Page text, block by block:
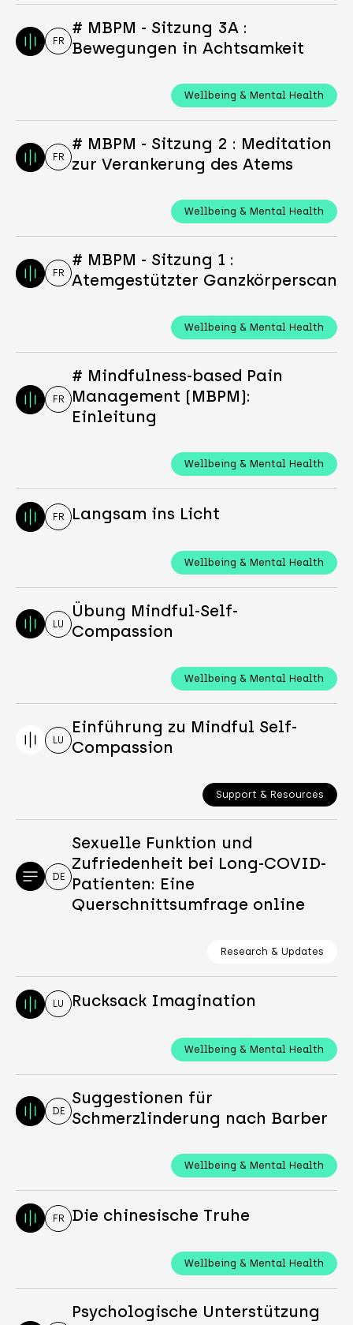
FR
# MBPM - Sitzung 3A :
Bewegungen in Achtsamkeit
Wellbeing & Mental Health
FR
# MBPM - Sitzung 2 : Meditation
zur Verankerung des Atems
Wellbeing & Mental Health
FR
# MBPM - Sitzung 1 :
Atemgestützter Ganzkörperscan
Wellbeing & Mental Health
FR
# Mindfulness-based Pain
Management (MBPM):
Einleitung
Wellbeing & Mental Health
FR Langsam ins Licht
Wellbeing & Mental Health
LU
Übung Mindful-Self-
Compassion
Wellbeing & Mental Health
LU
Einführung zu Mindful Self-
Compassion
Support & Resources
DE
Sexuelle Funktion und
Zufriedenheit bei Long-COVID-
Patienten: Eine
Querschnittsumfrage online
Research & Updates
LU Rucksack Imagination
Wellbeing & Mental Health
DE
Suggestionen für
Schmerzlinderung nach Barber
Wellbeing & Mental Health
FR Die chinesische Truhe
Wellbeing & Mental Health
Psychologische Unterstützung